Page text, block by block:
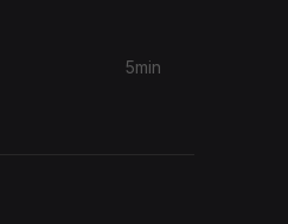
5min